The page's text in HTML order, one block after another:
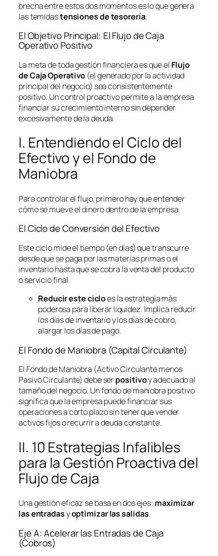
brecha entre estos dos momentos es lo que genera
las temidastensiones de tesorería.
El Objetivo Principal: El Flujo de Caja
Operativo Positivo
La meta de toda gestión financiera es que el Flujo
de Caja Operativo (el generado por la actividad
principal del negocio) sea consistentemente
positivo. Un control proactivo permite a la empresa
financiar su crecimiento interno sin depender
excesivamente de la deuda.
I. Entendiendo el Ciclo del
Efectivo y el Fondo de
Maniobra
Para controlar el flujo, primero hay que entender
cómo se mueve el dinero dentro de la empresa.
El Ciclo de Conversión del Efectivo
Este ciclo mide el tiempo (en días) que transcurre
desde que se paga por las materias primas o el
inventario hasta que se cobra la venta del producto
o servicio final.
Reducir este cicloes la estrategia más
poderosa para liberar liquidez. Implica reducir
los días de inventario y los días de cobro,
alargar los días de pago.
El Fondo de Maniobra (Capital Circulante)
El Fondo de Maniobra (Activo Circulante menos
Pasivo Circulante) debe serpositivoy adecuado al
tamaño del negocio. Un fondo de maniobra positivo
significa que la empresa puede financiar sus
operaciones a corto plazo sin tener que vender
activos fijos o recurrir a deuda constante.
II. 10 Estrategias Infalibles
para la Gestión Proactiva del
Flujo de Caja
Una gestión eficaz se basa en dos ejes: maximizar
las entradasyoptimizar las salidas.
Eje A: Acelerar las Entradas de Caja
(Cobros)